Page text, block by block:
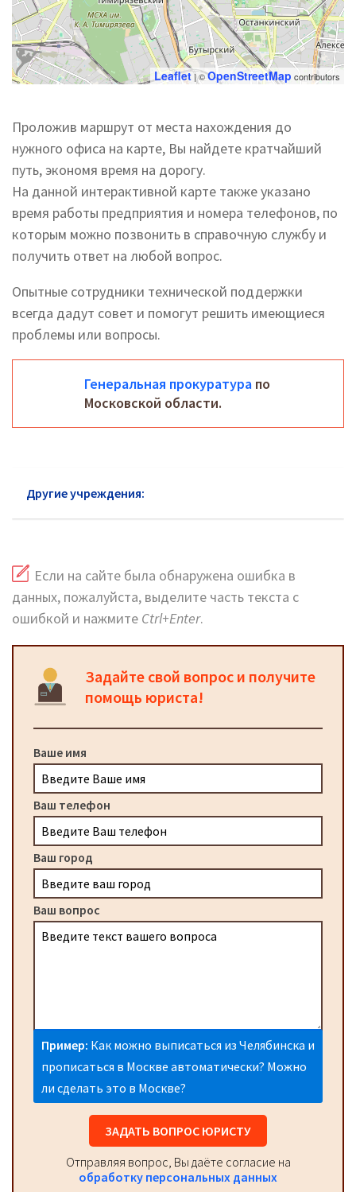
Leaflet| ©OpenStreetMap contributors
Проложив маршрут от места нахождения до
нужного офиса на карте, Вы найдете кратчайший
путь, экономя время на дорогу.
На данной интерактивной карте также указано
время работы предприятия и номера телефонов, по
которым можно позвонить в справочную службу и
получить ответ на любой вопрос.
Опытные сотрудники технической поддержки
всегда дадут совет и помогут решить имеющиеся
проблемы или вопросы.
Генеральная прокуратура по
Московской области.
Другие учреждения:
Если на сайте была обнаружена ошибка в
данных, пожалуйста, выделите часть текста с
ошибкой и нажмите Ctrl+Enter.
Задайте свой вопрос и получите
помощь юриста!
Ваше имя
Ваш телефон
Ваш город
Ваш вопрос
Пример: Как можно выписаться из Челябинска и
прописаться в Москве автоматически? Можно
ли сделать это в Москве?
ЗАДАТЬ ВОПРОС ЮРИСТУ
Отправляя вопрос, Вы даёте согласие на
обработку персональных данных